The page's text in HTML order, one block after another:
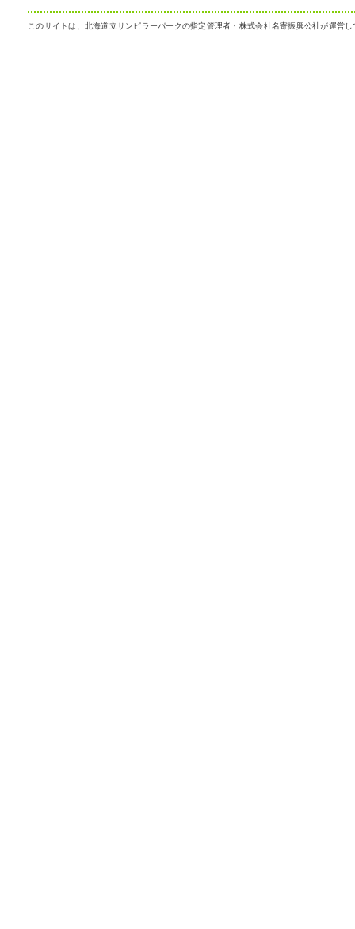
このサイトは、北海道立サンピラーパークの指定管理者・株式会社名寄振興公社が運営